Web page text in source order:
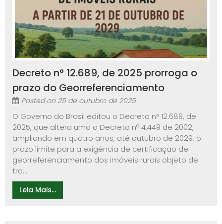
Decreto n° 12.689, de 2025 prorroga o
prazo do Georreferenciamento
Posted on 25 de outubro de 2025
O Governo do Brasil editou o Decreto n° 12.689, de
2025, que altera uma o Decreto nº 4.449 de 2002,
ampliando em quatro anos, até outubro de 2029, o
prazo limite para a exigência de certificação de
georreferenciamento dos imóveis rurais objeto de
tra...
Leia Mais...